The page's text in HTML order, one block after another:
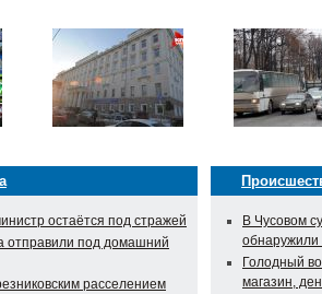
остаётся под стражей
отправили под домашний
расселением
В Чусовом
Голодный
магазин,